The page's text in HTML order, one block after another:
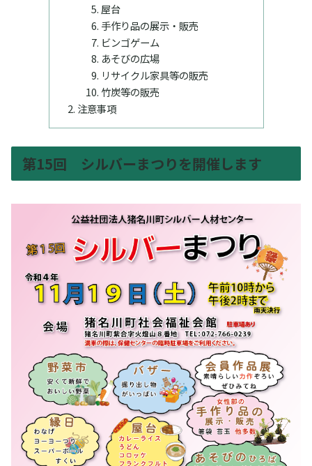
屋台
手作り品の展示・販売
ビンゴゲーム
あそびの広場
リサイクル家具等の販売
竹炭等の販売
注意事項
第15回 シルバーまつりを開催します